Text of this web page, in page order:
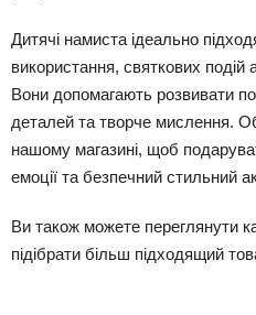
Дитячі намиста ідеально
використання, святкових
Вони допомагають розвивати
деталей та творче мислення.
нашому магазині, щоб
емоції та безпечний стильний
Ви також можете переглянути
підібрати більш підходящий